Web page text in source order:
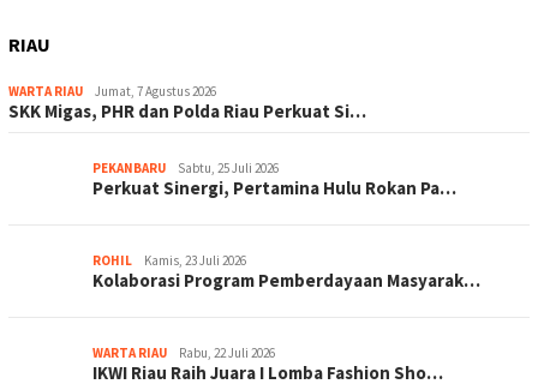
RIAU
WARTA RIAU Jumat, 7 Agustus 2026
SKK Migas, PHR dan Polda Riau Perkuat Si…
PEKANBARU Sabtu, 25 Juli 2026
Perkuat Sinergi, Pertamina Hulu Rokan Pa…
ROHIL Kamis, 23 Juli 2026
Kolaborasi Program Pemberdayaan Masyarak…
WARTA RIAU Rabu, 22 Juli 2026
IKWI Riau Raih Juara I Lomba Fashion Sho…